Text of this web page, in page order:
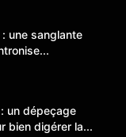
une sanglante
un dépeçage
bien digérer la...